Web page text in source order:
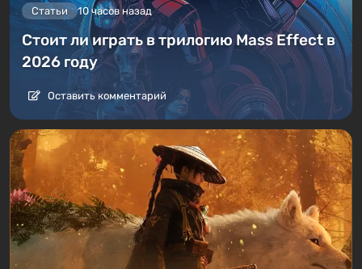
Статьи 10 часов назад
Стоит ли играть в трилогию Mass Effect в
2026 году
Оставить комментарий